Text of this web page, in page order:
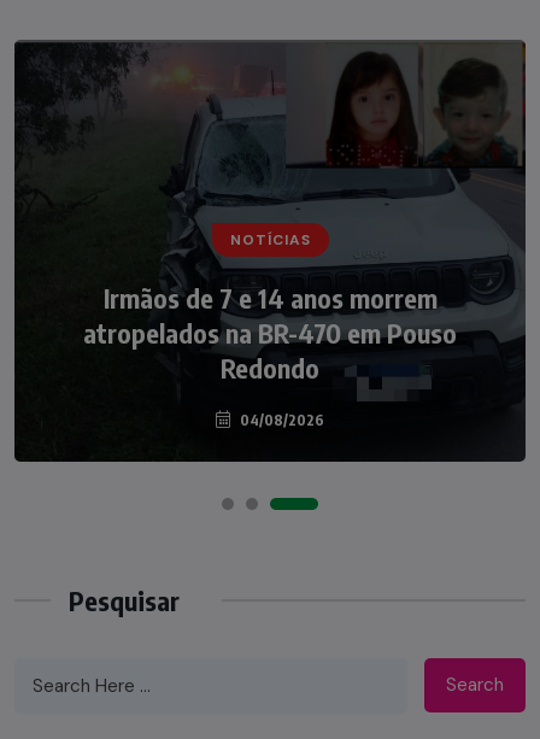
NOTÍCIAS
Irmãos de 7 e 14 anos morrem
atropelados na BR-470 em Pouso
Redondo
04/08/2026
NOTÍCIAS
Nádia Menegazzi leva o nome de Taió ao
palco do Programa Silvio Santos
07/08/2026
Pesquisar
Search